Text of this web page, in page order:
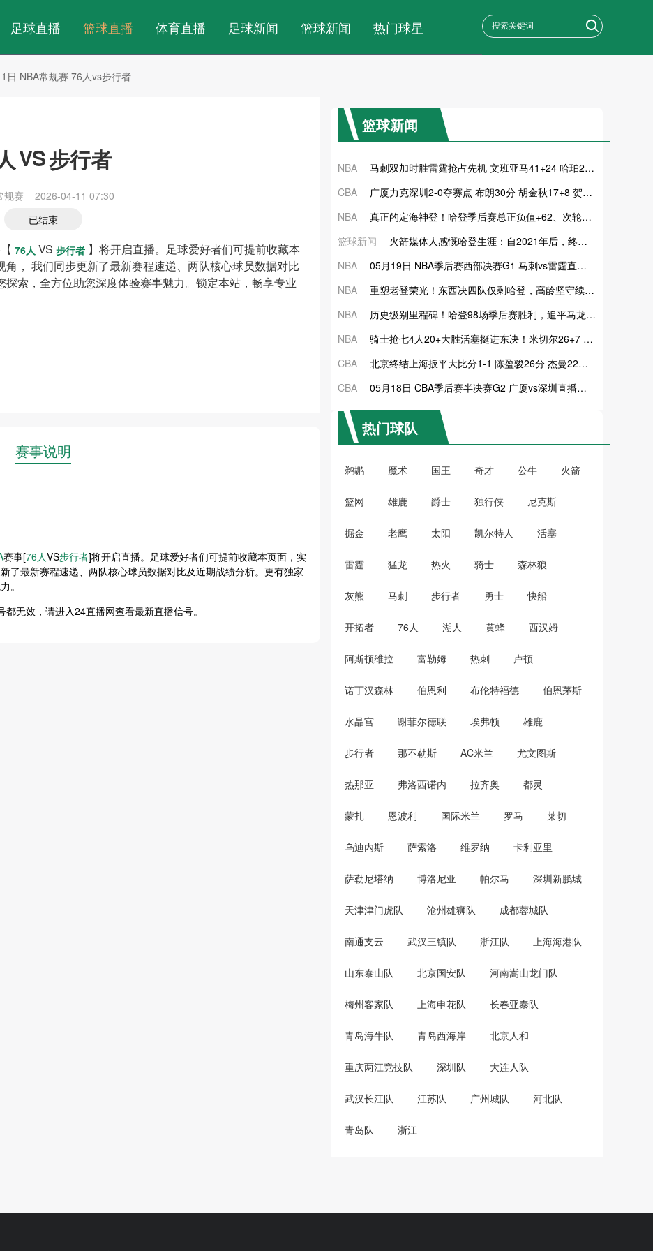
足球直播 篮球直播 体育直播 足球新闻 篮球新闻 热门球星
日 NBA常规赛 76人vs步行者
VS步行者
规赛 2026-04-11 07:30
已结束
76人 VS 步行者 】将开启直播。足球爱好者们可提前收藏本
， 我们同步更新了最新赛程速递、两队核心球员数据对比
索，全方位助您深度体验赛事魅力。锁定本站，畅享专业
赛事说明
赛事[76人VS步行者]将开启直播。足球爱好者们可提前收藏本页面，实
了最新赛程速递、两队核心球员数据对比及近期战绩分析。更有独家
。
无效，请进入24直播网查看最新直播信号。
篮球新闻
NBA
马刺双加时胜雷霆抢占先机 文班亚马41+24 哈珀24+11 亚历山大24+12
CBA
广厦力克深圳2-0夺赛点 布朗30分 胡金秋17+8 贺希宁18分
NBA
真正的定海神登！哈登季后赛总正负值+62、次轮+32，双数据领跑骑士全队
篮球新闻
火箭媒体人感慨哈登生涯：自2021年后，终于体验躺赢晋级滋味
NBA
05月19日 NBA季后赛西部决赛G1 马刺vs雷霆直播前瞻分析
NBA
重塑老登荣光！东西决四队仅剩哈登，高龄坚守续写传奇
NBA
历史级别里程碑！哈登98场季后赛胜利，追平马龙并列无冠球员历史第一
NBA
骑士抢七4人20+大胜活塞挺进东决！米切尔26+7 阿伦23分 梅里尔23分 詹金斯17分
CBA
北京终结上海扳平大比分1-1 陈盈骏26分 杰曼22分 古德温32分
CBA
05月18日 CBA季后赛半决赛G2 广厦vs深圳直播前瞻分析
热门球队
鹈鹕 魔术 国王 奇才 公牛 火箭
篮网 雄鹿 爵士 独行侠 尼克斯
掘金 老鹰 太阳 凯尔特人 活塞
雷霆 猛龙 热火 骑士 森林狼
灰熊 马刺 步行者 勇士 快船
开拓者 76人 湖人 黄蜂 西汉姆
阿斯顿维拉 富勒姆 热刺 卢顿
诺丁汉森林 伯恩利 布伦特福德 伯恩茅斯
水晶宫 谢菲尔德联 埃弗顿 雄鹿
步行者 那不勒斯 AC米兰 尤文图斯
热那亚 弗洛西诺内 拉齐奥 都灵
蒙扎 恩波利 国际米兰 罗马 莱切
乌迪内斯 萨索洛 维罗纳 卡利亚里
萨勒尼塔纳 博洛尼亚 帕尔马 深圳新鹏城
天津津门虎队 沧州雄狮队 成都蓉城队
南通支云 武汉三镇队 浙江队 上海海港队
山东泰山队 北京国安队 河南嵩山龙门队
梅州客家队 上海申花队 长春亚泰队
青岛海牛队 青岛西海岸 北京人和
重庆两江竞技队 深圳队 大连人队
武汉长江队 江苏队 广州城队 河北队
青岛队 浙江